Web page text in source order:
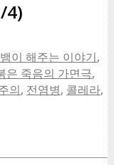
4)
이 해주는 이야기,
은 죽음의 가면극,
의, 전염병, 콜레라,